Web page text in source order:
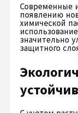
Современные
появлению
химической
значительно
защитного